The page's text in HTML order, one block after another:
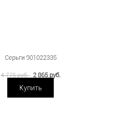
Серьги 901022335
4 775 руб. 2 865 руб.
Купить